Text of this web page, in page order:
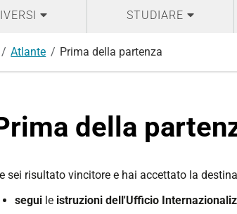
STUDIARE
Atlante Prima della partenza
della
sei risultato vincitore e hai accettato la
segui le istruzioni dell'Ufficio